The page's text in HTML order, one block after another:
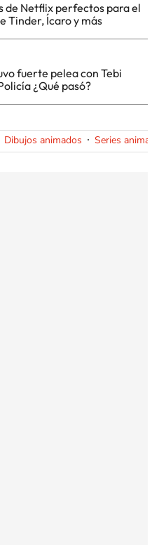
de Netflix perfectos para el
Tinder, Ícaro y más
fuerte pelea con Tebi
¿Qué pasó?
Dibujos animados Series